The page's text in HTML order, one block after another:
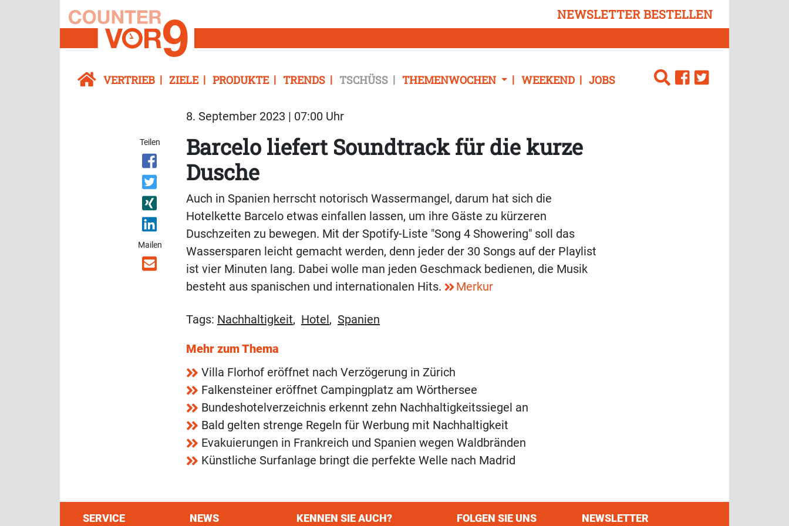
NEWSLETTER BESTELLEN
VERTRIEB ZIELE PRODUKTE TRENDS TSCHÜSS THEMENWOCHEN WEEKEND JOBS
8. September 2023 | 07:00 Uhr
Teilen
Mailen
Barcelo liefert Soundtrack für die kurze
Dusche
Auch in Spanien herrscht notorisch Wassermangel, darum hat sich die
Hotelkette Barcelo etwas einfallen lassen, um ihre Gäste zu kürzeren
Duschzeiten zu bewegen. Mit der Spotify-Liste "Song 4 Showering" soll das
Wassersparen leicht gemacht werden, denn jeder der 30 Songs auf der Playlist
ist vier Minuten lang. Dabei wolle man jeden Geschmack bedienen, die Musik
besteht aus spanischen und internationalen Hits.
Merkur
Tags: Nachhaltigkeit, Hotel , Spanien
Mehr zum Thema
Villa Florhof eröffnet nach Verzögerung in Zürich
Falkensteiner eröffnet Campingplatz am Wörthersee
Bundeshotelverzeichnis erkennt zehn Nachhaltigkeitssiegel an
Bald gelten strenge Regeln für Werbung mit Nachhaltigkeit
Evakuierungen in Frankreich und Spanien wegen Waldbränden
Künstliche Surfanlage bringt die perfekte Welle nach Madrid
SERVICE NEWS KENNEN SIE AUCH? FOLGEN SIE UNS
NEWSLETTER